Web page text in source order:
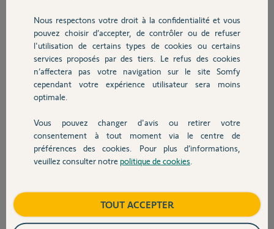
Chauffage
Autres produits
Devis avec un pro
Contact
J'ai donc une question, les émetteurs
fonctionnant en radio, les connexions
apparaissant entre eux sur ce schéma de
Somfy sont-elles nécessaires ?
Participer au fil de discussion
Réponses
Bonsoir Cédric.
Nous respectons votre droit à la confidentialité et vous
pouvez choisir d’accepter, de contrôler ou de refuser
l'utilisation de certains types de cookies ou certains
services proposés par des tiers. Le refus des cookies
n’affectera pas votre navigation sur le site Somfy
cependant votre expérience utilisateur sera moins
optimale.
Vous pouvez changer d'avis ou retirer votre
consentement à tout moment via le centre de
préférences des cookies. Pour plus d’informations,
veuillez consulter notre politique de cookies
TOUT ACCEPTER